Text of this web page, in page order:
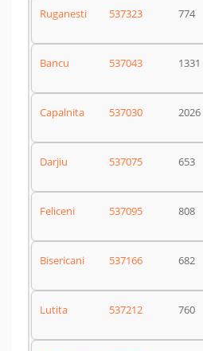
Ruganesti 537323 774
Bancu 537043 1331
Capalnita 537030 2026
Darjiu 537075 653
Feliceni 537095 808
Bisericani 537166 682
Lutita 537212 760